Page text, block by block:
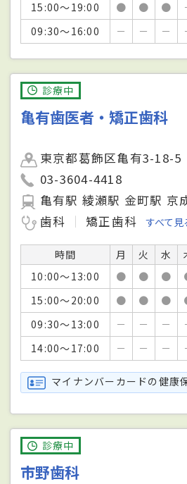
15:00～19:00
● ● ●
09:30～16:00
－ － －
診療中
亀有歯医者・矯正歯科
東京都葛飾区亀有3-18-
03-3604-4418
亀有駅 綾瀬駅 金町駅 京
歯科
矯正歯科 すべて見
時間 月 火 水
10:00～13:00
● ● ●
15:00～20:00
● ● ●
09:30～13:00
－ － －
14:00～17:00
－ － －
マイナンバーカードの健康
診療中
市野歯科